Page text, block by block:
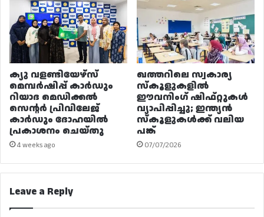
ക്യു വളണ്ടിയേഴ്‌സ്
മെമ്പർഷിപ്പ് കാർഡും
റിയാദ മെഡിക്കൽ
സെന്റർ പ്രിവിലേജ്
കാർഡും ദോഹയിൽ
പ്രകാശനം ചെയ്തു
4 weeks ago
ഖത്തറിലെ സ്വകാര്യ
സ്കൂളുകളിൽ
ഈവനിംഗ് ഷിഫ്റ്റുകൾ
വ്യാപിപ്പിച്ചു; ഇന്ത്യൻ
സ്കൂളുകൾക്ക് വലിയ
പങ്ക്
07/07/2026
Leave a Reply